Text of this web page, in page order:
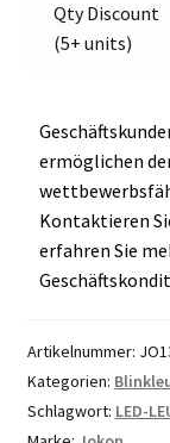
Qty Discount
(5+ units)
ermöglichen
Kontaktieren
erfahren Sie
Artikelnummer:
Kategorien:
Schlagwort: LED-